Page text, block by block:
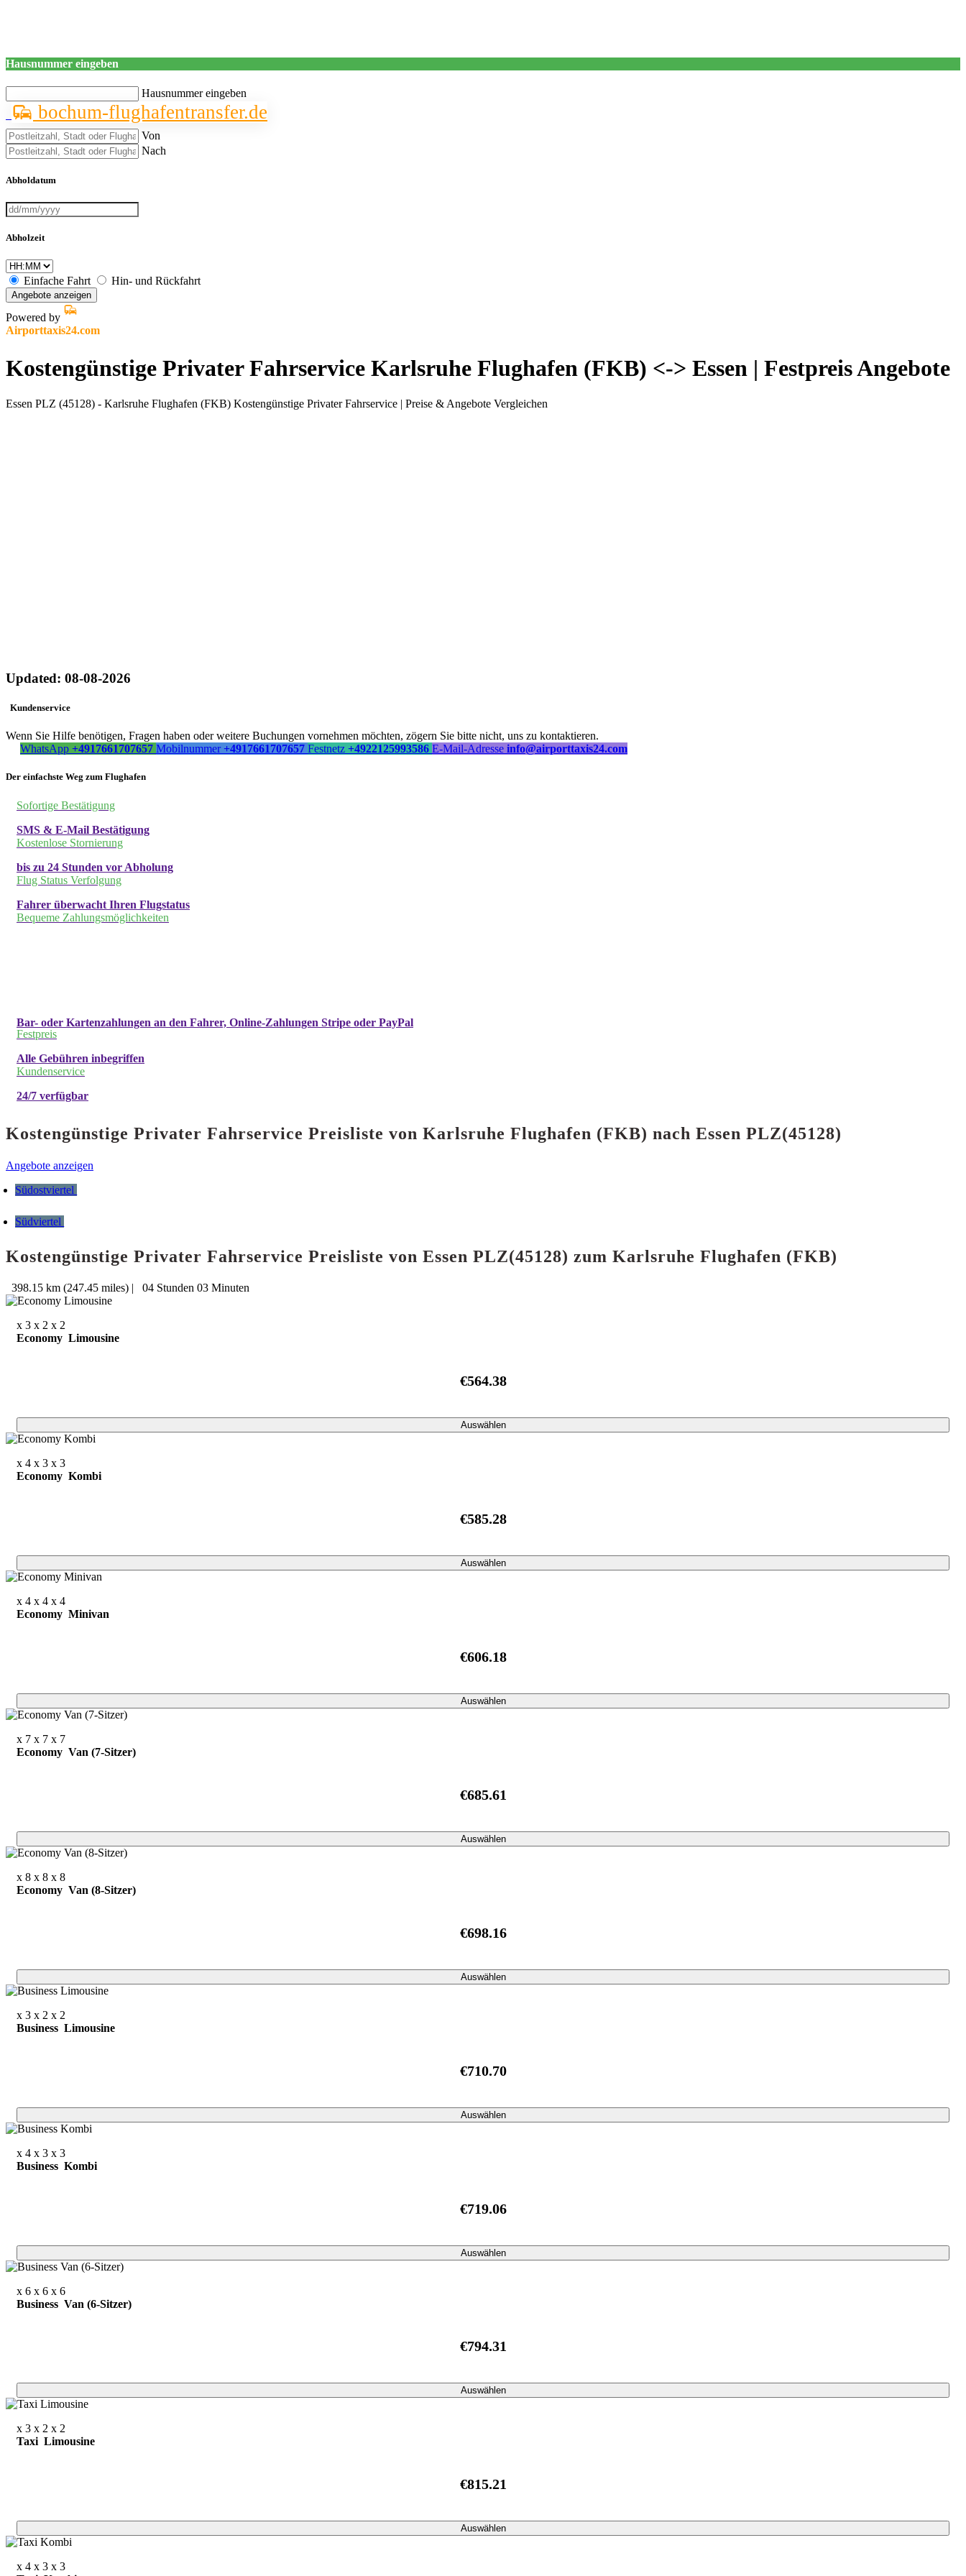
Hausnummer eingeben
Hausnummer eingeben
bochum-flughafentransfer.de
Von
Nach
Abholdatum
Abholzeit
Einfache Fahrt Hin- und Rückfahrt
Angebote anzeigen
Powered by
Airporttaxis24.com
Kostengünstige Privater Fahrservice Karlsruhe Flughafen (FKB) <-> Essen | Festpreis Angebote
Essen PLZ (45128) - Karlsruhe Flughafen (FKB) Kostengünstige Privater Fahrservice | Preise & Angebote Vergleichen
Updated: 08-08-2026
Kundenservice
Wenn Sie Hilfe benötigen, Fragen haben oder weitere Buchungen vornehmen möchten, zögern Sie bitte nicht, uns zu kontaktieren.
WhatsApp +4917661707657 Mobilnummer +4917661707657 Festnetz +4922125993586 E-Mail-Adresse info@airporttaxis24.com
Der einfachste Weg zum Flughafen
Sofortige Bestätigung
SMS & E-Mail Bestätigung
Kostenlose Stornierung
bis zu 24 Stunden vor Abholung
Flug Status Verfolgung
Fahrer überwacht Ihren Flugstatus
Bequeme Zahlungsmöglichkeiten
Bar- oder Kartenzahlungen an den Fahrer, Online-Zahlungen Stripe oder PayPal
Festpreis
Alle Gebühren inbegriffen
Kundenservice
24/7 verfügbar
Kostengünstige Privater Fahrservice Preisliste von Karlsruhe Flughafen (FKB) nach Essen PLZ(45128)
Angebote anzeigen
Südostviertel
Südviertel
Kostengünstige Privater Fahrservice Preisliste von Essen PLZ(45128) zum Karlsruhe Flughafen (FKB)
398.15 km (247.45 miles) | 04 Stunden 03 Minuten
x 3 x 2 x 2
Economy Limousine
€564.38
Auswählen
x 4 x 3 x 3
Economy Kombi
€585.28
Auswählen
x 4 x 4 x 4
Economy Minivan
€606.18
Auswählen
x 7 x 7 x 7
Economy Van (7-Sitzer)
€685.61
Auswählen
x 8 x 8 x 8
Economy Van (8-Sitzer)
€698.16
Auswählen
x 3 x 2 x 2
Business Limousine
€710.70
Auswählen
x 4 x 3 x 3
Business Kombi
€719.06
Auswählen
x 6 x 6 x 6
Business Van (6-Sitzer)
€794.31
Auswählen
x 3 x 2 x 2
Taxi Limousine
€815.21
Auswählen
x 4 x 3 x 3